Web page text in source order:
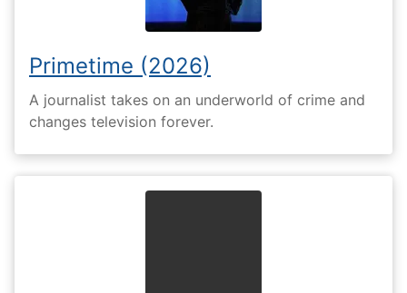
Primetime (2026)
A journalist takes on an underworld of crime and
changes television forever.